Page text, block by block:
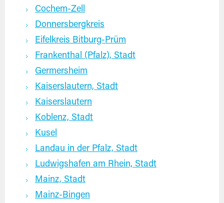
Cochem-Zell
Donnersbergkreis
Eifelkreis Bitburg-Prüm
Frankenthal (Pfalz), Stadt
Germersheim
Kaiserslautern, Stadt
Kaiserslautern
Koblenz, Stadt
Kusel
Landau in der Pfalz, Stadt
Ludwigshafen am Rhein, Stadt
Mainz, Stadt
Mainz-Bingen